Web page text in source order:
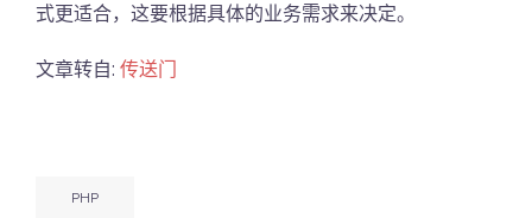
式更适合，这要根据具体的业务需求来决定。
文章转自: 传送门
PHP